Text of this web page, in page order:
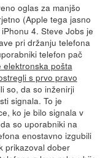
oglas za manjšo
(Apple tega jasno
4. Steve Jobs je
pri držanju telefona
telefon pač
elektronska pošta
s prvo pravo
so, da so inženirji
signala. To je
ko je bilo signala v
so uporabniki na
enostavno izgubili
prikazoval dober